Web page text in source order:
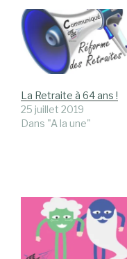
La Retraite à 64 ans !
25 juillet 2019
Dans "A la une"